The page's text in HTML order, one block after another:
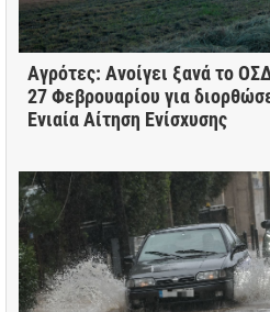
Αγρότες: Ανοίγει ξανά το
27 Φεβρουαρίου για
Ενιαία Αίτηση Ενίσχυσης